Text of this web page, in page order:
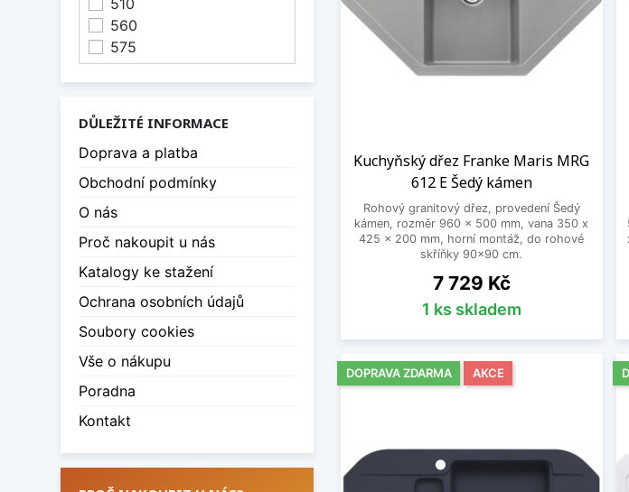
560
575
DŮLEŽITÉ INFORMACE
Doprava a platba
Obchodní podmínky
O nás
Proč nakoupit u nás
Katalogy ke stažení
Ochrana osobních údajů
Soubory cookies
Vše o nákupu
Poradna
Kontakt
Kuchyňský dřez Franke Maris MRG
612 E Šedý kámen
Rohový granitový dřez, provedení Šedý
kámen, rozměr 960 x 500 mm, vana 350 x
425 x 200 mm, horní montáž, do rohové
skříňky 90x90 cm.
Cena
7 729 Kč
1 ks skladem
DOPRAVA ZDARMA AKCE